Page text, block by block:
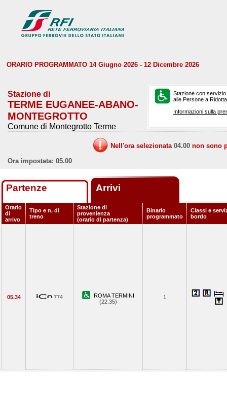
ORARIO PROGRAMMATO 14 Giugno 2026 - 12 Dicembre 2026
Stazione di
TERME EUGANEE-ABANO-
MONTEGROTTO
Comune di Montegrotto Terme
Stazione con
alle Persone a
Informazioni sulla
Nell'ora selezionata 04.00 non sono
Ora impostata: 05.00
Partenze Arrivi
Orario
di
arrivo
Tipo e n. di
treno
Stazione di
provenienza
(orario di partenza)
Binario
programmato
Classi e
bordo
05.34 774
ROMA TERMINI
(22.35)
1